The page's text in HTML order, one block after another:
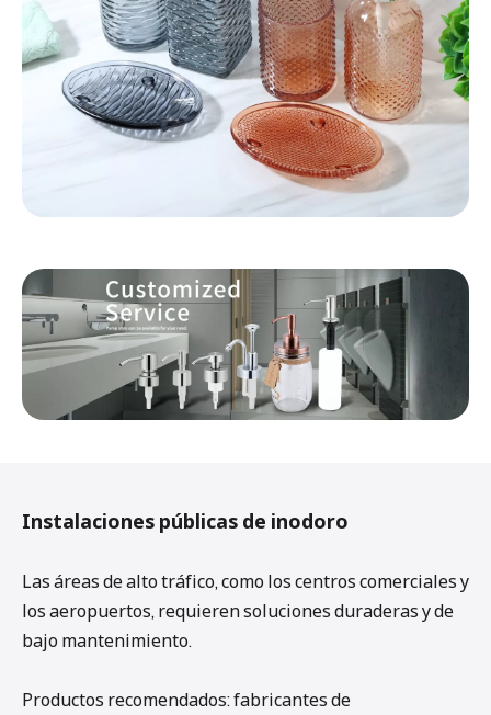
Instalaciones públicas de inodoro
Las áreas de alto tráfico, como los centros comerciales y
los aeropuertos, requieren soluciones duraderas y de
bajo mantenimiento.
Productos recomendados: fabricantes de